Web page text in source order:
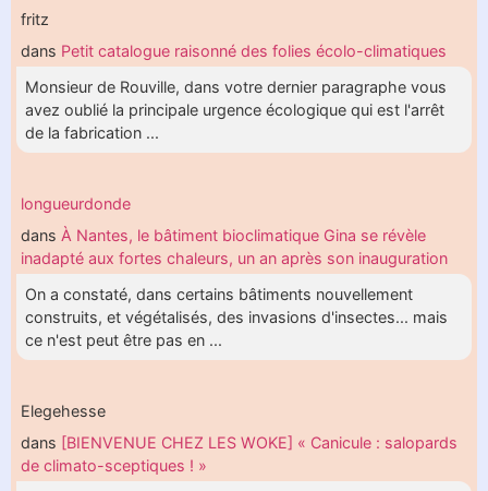
fritz
dans Petit catalogue raisonné des folies écolo-climatiques
Monsieur de Rouville, dans votre dernier paragraphe vous
avez oublié la principale urgence écologique qui est l'arrêt
de la fabrication ...
longueurdonde
dans À Nantes, le bâtiment bioclimatique Gina se révèle
inadapté aux fortes chaleurs, un an après son inauguration
On a constaté, dans certains bâtiments nouvellement
construits, et végétalisés, des invasions d'insectes... mais
ce n'est peut être pas en ...
Elegehesse
dans [BIENVENUE CHEZ LES WOKE] « Canicule : salopards
de climato-sceptiques ! »